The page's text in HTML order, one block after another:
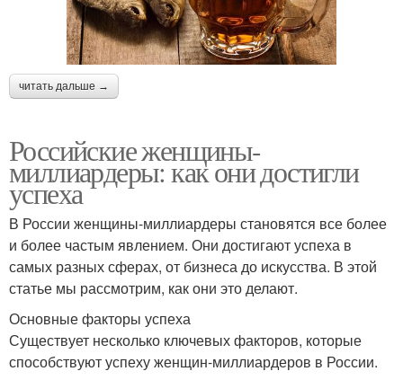
читать дальше →
Российские женщины-
миллиардеры: как они достигли
успеха
В России женщины-миллиардеры становятся все более
и более частым явлением. Они достигают успеха в
самых разных сферах, от бизнеса до искусства. В этой
статье мы рассмотрим, как они это делают.
Основные факторы успеха
Существует несколько ключевых факторов, которые
способствуют успеху женщин-миллиардеров в России.